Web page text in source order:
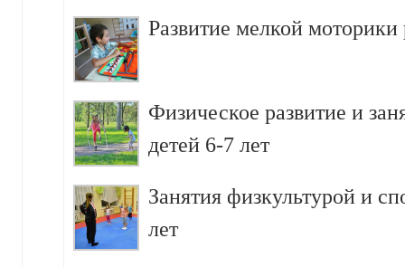
Развитие мелкой моторики
Физическое развитие и
детей 6-7 лет
Занятия физкультурой и
лет